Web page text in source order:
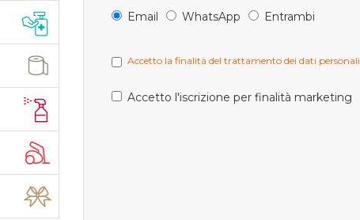
Email
WhatsApp Entrambi
Accetto la finalità del trattamento dei dati personali
Accetto l'iscrizione per finalità marketing